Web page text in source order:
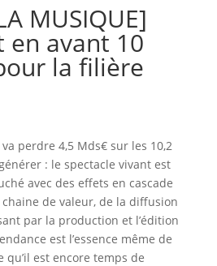
MUSIQUE]
en avant 10
la filière
perdre 4,5 Mds€ sur les 10,2
: le spectacle vivant est
avec des effets en cascade
chaine de valeur, de la diffusion
par la production et l’édition
est l’essence même de
qu’il est encore temps de